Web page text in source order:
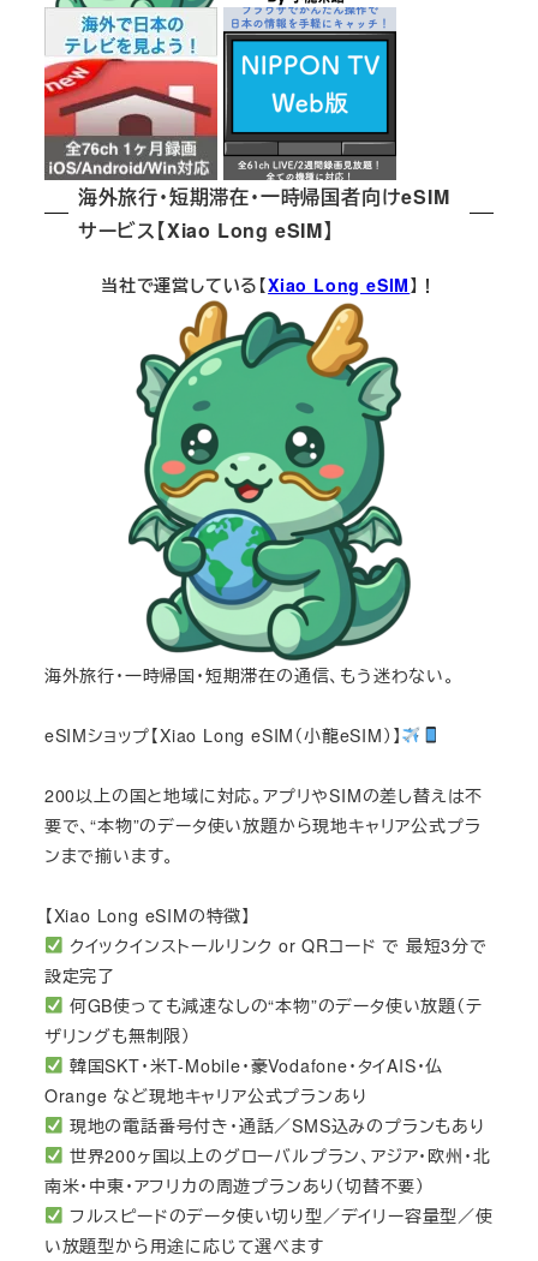
海外旅行・短期滞在・一時帰国者向けeSIM
サービス【Xiao Long eSIM】
当社で運営している【Xiao Long eSIM】！
海外旅行・一時帰国・短期滞在の通信、もう迷わない。
eSIMショップ【Xiao Long eSIM（小龍eSIM）】
200以上の国と地域に対応。アプリやSIMの差し替えは不
要で、“本物”のデータ使い放題から現地キャリア公式プラ
ンまで揃います。
【Xiao Long eSIMの特徴】
クイックインストールリンク or QRコード で 最短3分で
設定完了
何GB使っても減速なしの“本物”のデータ使い放題（テ
ザリングも無制限）
韓国SKT・米T-Mobile・豪Vodafone・タイAIS・仏
Orange など現地キャリア公式プランあり
現地の電話番号付き・通話／SMS込みのプランもあり
世界200ヶ国以上のグローバルプラン、アジア・欧州・北
南米・中東・アフリカの周遊プランあり（切替不要）
フルスピードのデータ使い切り型／デイリー容量型／使
い放題型から用途に応じて選べます